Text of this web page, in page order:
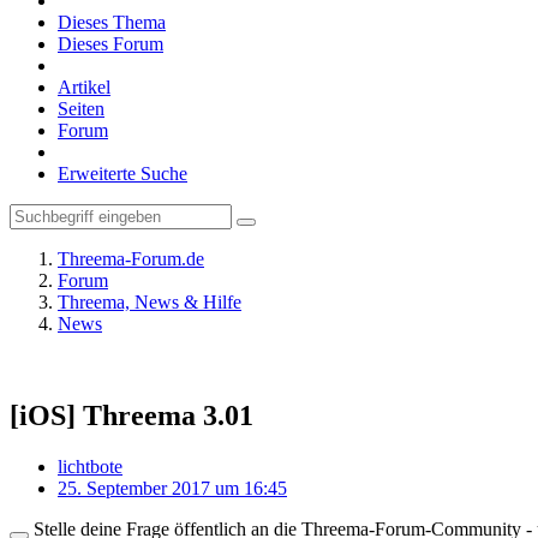
Dieses Thema
Dieses Forum
Artikel
Seiten
Forum
Erweiterte Suche
Threema-Forum.de
Forum
Threema, News & Hilfe
News
[iOS] Threema 3.01
lichtbote
25. September 2017 um 16:45
Stelle deine Frage öffentlich an die Threema-Forum-Community